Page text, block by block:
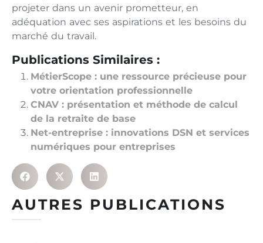
projeter dans un avenir prometteur, en
adéquation avec ses aspirations et les besoins du
marché du travail.
Publications Similaires :
MétierScope : une ressource précieuse pour
votre orientation professionnelle
CNAV : présentation et méthode de calcul
de la retraite de base
Net-entreprise : innovations DSN et services
numériques pour entreprises
AUTRES PUBLICATIONS